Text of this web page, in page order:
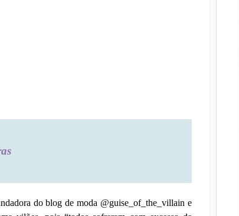
do blog de moda @guise_of_the_villain e